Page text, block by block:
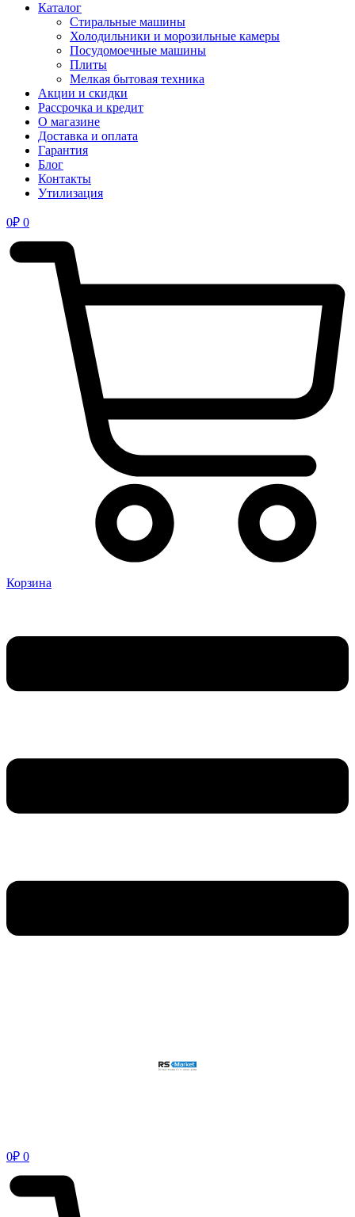
Каталог
Стиральные машины
Холодильники и морозильные камеры
Посудомоечные машины
Плиты
Мелкая бытовая техника
Акции и скидки
Рассрочка и кредит
О магазине
Доставка и оплата
Гарантия
Блог
Контакты
Утилизация
0₽ 0
Корзина
0₽ 0